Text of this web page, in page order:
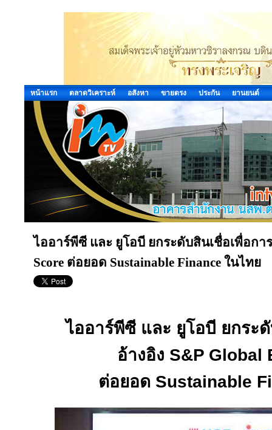
หน้าแรก ตลาดวิเคราะห์ อสังหา ขายตรง ประกัน ยานยนต์
ไออาร์พีซี และ ยูโอบี ยกระดับสินเชื่อเพื่อกา
Score ต่อยอด Sustainable Finance ในไทย
ไออาร์พีซี และ ยูโอบี ยกระ
อ้างอิง S&P Global
ต่อยอด Sustainable